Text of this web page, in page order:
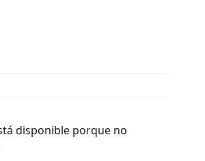
disponible porque no